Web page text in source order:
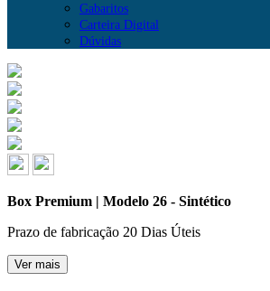
Gabaritos
Carteira Digital
Dúvidas
Box Premium | Modelo 26 - Sintético
Prazo de fabricação 20 Dias Úteis
Ver mais